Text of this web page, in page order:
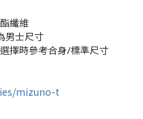
纖維
男士尺寸
擇時參考合身/標準尺寸
mizuno-t